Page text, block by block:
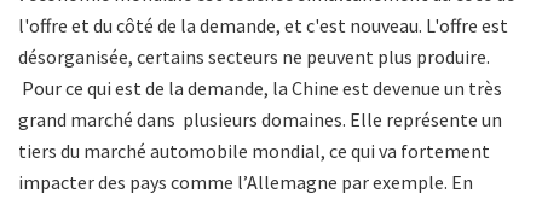
l'offre et du côté de la demande, et c'est nouveau. L'offre est
désorganisée, certains secteurs ne peuvent plus produire.
Pour ce qui est de la demande, la Chine est devenue un très
grand marché dans plusieurs domaines. Elle représente un
tiers du marché automobile mondial, ce qui va fortement
impacter des pays comme l’Allemagne par exemple. En